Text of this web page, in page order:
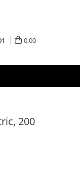
0,00
200